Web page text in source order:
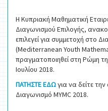
Η Κυπριακή Μαθηματική
Διαγωνισμού Επιλογής,
επιλεγεί για συμμετοχή στο
(Mediterranean Youth
πραγματοποιηθεί στη Ρώμη
Ιουλίου 2018.
ΠΑΤΗΣΤΕ ΕΔΩγια να δείτε
Διαγωνισμό MYMC 2018.